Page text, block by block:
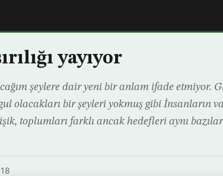
yayıyor
şeylere dair yeni bir anlam ifade etmiyor.
olacakları bir şeyleri yokmuş gibi İnsanların
toplumları farklı ancak hedefleri aynı